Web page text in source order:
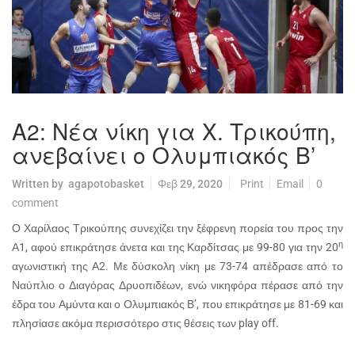
Α2: Νέα νίκη για Χ. Τρικούπη,
ανεβαίνει ο Ολυμπιακός Β’
Written by agapotobasket Φεβ 29, 2020 Print Email
0
comment
Ο Χαρίλαος Τρικούπης συνεχίζει την ξέφρενη πορεία του προς την
Α1, αφού επικράτησε άνετα και της Καρδίτσας με 99-80 για την 20η
αγωνιστική της Α2. Με δύσκολη νίκη με 73-74 απέδρασε από το
Ναύπλιο ο Διαγόρας Δρυοπιδέων, ενώ νικηφόρα πέρασε από την
έδρα του Αμύντα και ο Ολυμπιακός Β’, που επικράτησε με 81-69 και
πλησίασε ακόμα περισσότερο στις θέσεις των playoff.